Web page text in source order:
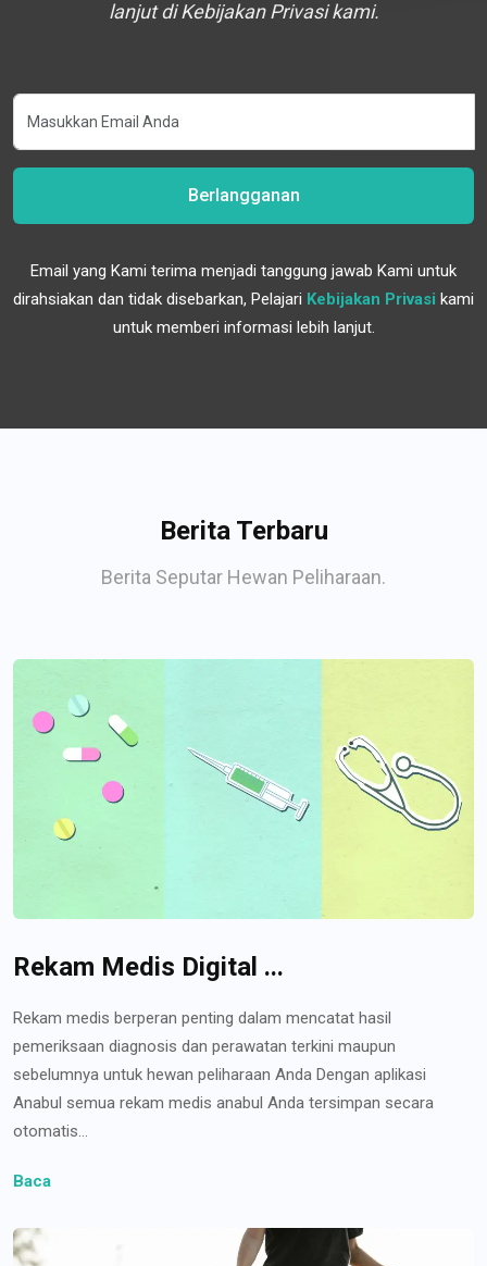
lanjut di Kebijakan Privasi kami.
Berlangganan
Email yang Kami terima menjadi tanggung jawab Kami untuk
dirahsiakan dan tidak disebarkan, Pelajari Kebijakan Privasi kami
untuk memberi informasi lebih lanjut.
Berita Terbaru
Berita Seputar Hewan Peliharaan.
Rekam Medis Digital ...
Rekam medis berperan penting dalam mencatat hasil
pemeriksaan diagnosis dan perawatan terkini maupun
sebelumnya untuk hewan peliharaan Anda Dengan aplikasi
Anabul semua rekam medis anabul Anda tersimpan secara
otomatis...
Baca